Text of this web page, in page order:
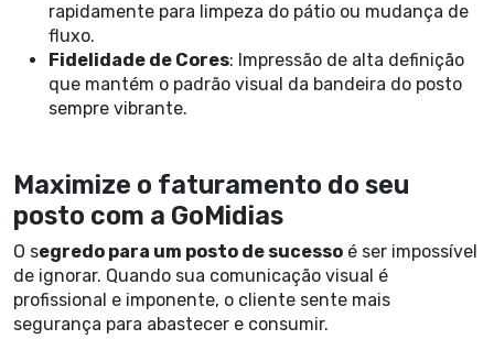
rapidamente para limpeza do pátio ou mudança de
fluxo.
Fidelidade de Cores: Impressão de alta definição
que mantém o padrão visual da bandeira do posto
sempre vibrante.
Maximize o faturamento do seu
posto com a GoMidias
O segredo para um posto de sucesso é ser impossível
de ignorar. Quando sua comunicação visual é
profissional e imponente, o cliente sente mais
segurança para abastecer e consumir.